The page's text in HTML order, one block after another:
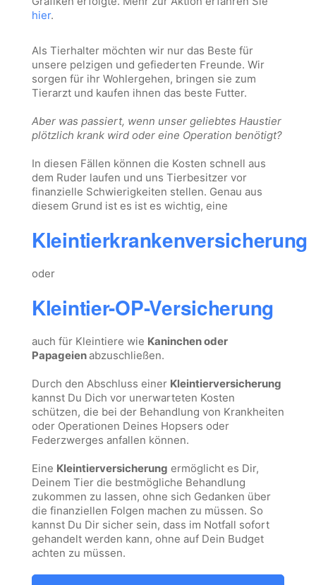
hier.
Als Tierhalter möchten wir nur das Beste für
unsere pelzigen und gefiederten Freunde. Wir
sorgen für ihr Wohlergehen, bringen sie zum
Tierarzt und kaufen ihnen das beste Futter.
Aber was passiert, wenn unser geliebtes Haustier
plötzlich krank wird oder eine Operation benötigt?
In diesen Fällen können die Kosten schnell aus
dem Ruder laufen und uns Tierbesitzer vor
finanzielle Schwierigkeiten stellen. Genau aus
diesem Grund ist es ist es wichtig, eine
Kleintierkrankenversicherung
oder
Kleintier-OP-Versicherung
auch für Kleintiere wie Kaninchen oder
Papageienabzuschließen.
Durch den Abschluss einer Kleintierversicherung
kannst Du Dich vor unerwarteten Kosten
schützen, die bei der Behandlung von Krankheiten
oder Operationen Deines Hopsers oder
Federzwerges anfallen können.
Eine Kleintierversicherung ermöglicht es Dir,
Deinem Tier die bestmögliche Behandlung
zukommen zu lassen, ohne sich Gedanken über
die finanziellen Folgen machen zu müssen. So
kannst Du Dir sicher sein, dass im Notfall sofort
gehandelt werden kann, ohne auf Dein Budget
achten zu müssen.